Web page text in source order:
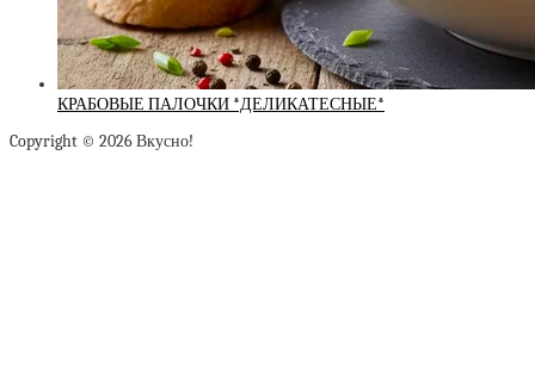
КРАБОВЫЕ ПАЛОЧКИ *ДЕЛИКАТЕСНЫЕ*
Copyright © 2026 Вкусно!